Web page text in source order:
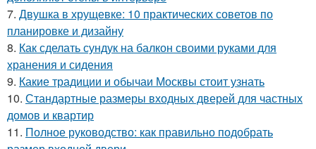
7. Двушка в хрущевке: 10 практических советов по
планировке и дизайну
8. Как сделать сундук на балкон своими руками для
хранения и сидения
9. Какие традиции и обычаи Москвы стоит узнать
10. Стандартные размеры входных дверей для частных
домов и квартир
11. Полное руководство: как правильно подобрать